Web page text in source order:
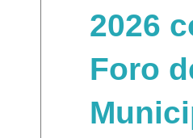
2026
Foro